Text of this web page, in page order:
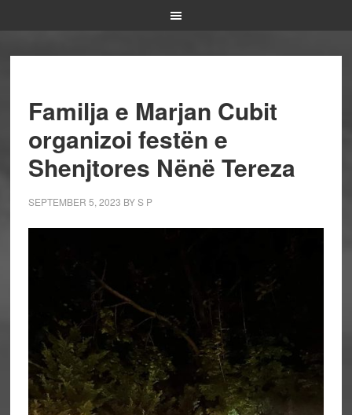
Familja e Marjan Cubit
organizoi festën e
Shenjtores Nënë Tereza
SEPTEMBER 5, 2023 BYS P